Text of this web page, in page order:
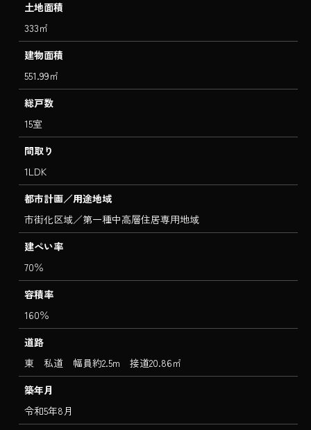
土地面積
333㎡
建物面積
551.99㎡
総戸数
15室
間取り
1LDK
都市計画／用途地域
市街化区域／第一種中高層住居専用地域
建ぺい率
70％
容積率
160％
道路
東 私道 幅員約2.5m 接道20.86㎡
築年月
令和5年8月